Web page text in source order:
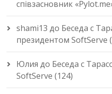
співзасновник
shami13 до Беседа с
президентом SoftServe
Юлия до Беседа с
SoftServe (124)